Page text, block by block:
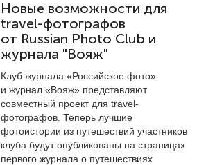
Новые возможности для
travel-фотографов
от Russian Photo Club и
журнала "Вояж"
Клуб журнала «Российское фото»
и журнал «Вояж» представляют
совместный проект для travel-
фотографов. Теперь лучшие
фотоистории из путешествий участников
клуба будут опубликованы на страницах
первого журнала о путешествиях